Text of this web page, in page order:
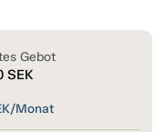
Gebot
SEK
Monat